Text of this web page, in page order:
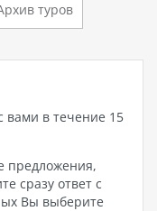
вами в течение 15
предложения,
сразу ответ с
Вы выберите
туров